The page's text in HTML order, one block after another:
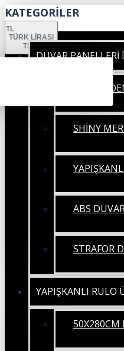
KATEGORİLER
TL
TÜRK LIRASI
TRY
DUVAR PANELLERİ
SHİNY
ABS
STRAFOR
YAPIŞKANLI RULO
50X280CM